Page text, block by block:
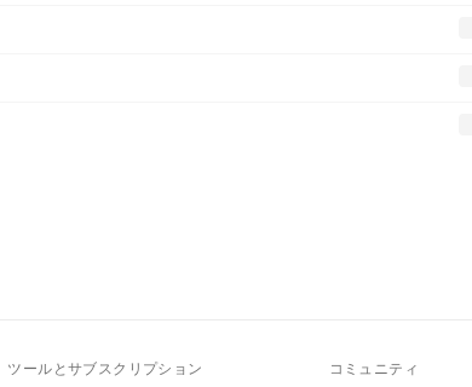
ツールとサブスクリプション コミュニティ